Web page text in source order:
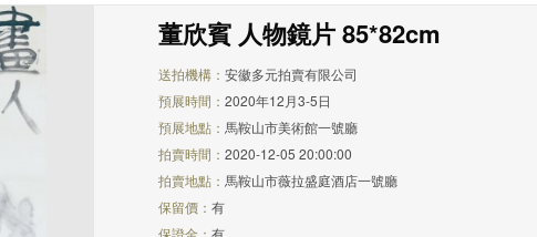
董欣賓 人物鏡片 85*82cm
送拍機構： 安徽多元拍賣有限公司
預展時間： 2020年12月3-5日
預展地點： 馬鞍山市美術館一號廳
拍賣時間： 2020-12-05 20:00:00
拍賣地點： 馬鞍山市薇拉盛庭酒店一號廳
保留價： 有
保證金： 有